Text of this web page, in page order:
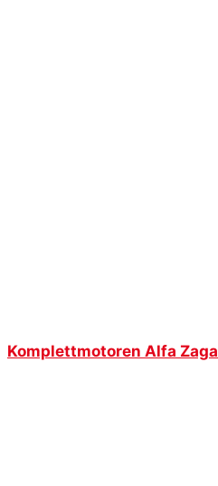
Komplettmotoren Alfa